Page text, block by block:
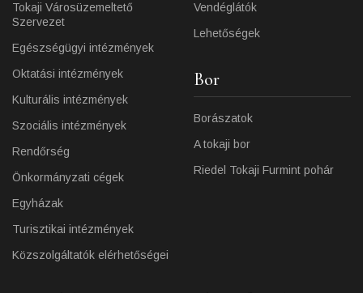
Tokaji Városüzemeltető
Szervezet
Egészségügyi intézmények
Oktatási intézmények
Kulturális intézmények
Szociális intézmények
Rendőrség
Önkormányzati cégek
Egyházak
Turisztikai intézmények
Közszolgáltatók elérhetőségei
Vendéglátók
Lehetőségek
Bor
Borászatok
A tokaji bor
Riedel Tokaji Furmint pohár